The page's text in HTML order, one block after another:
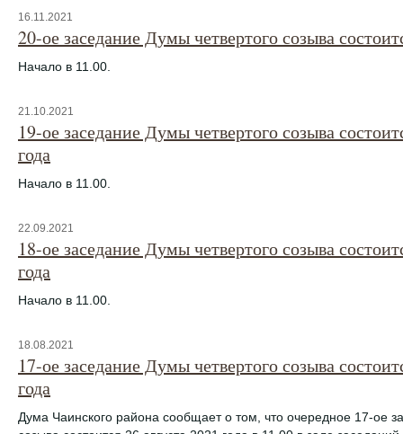
16.11.2021
20-ое заседание Думы четвертого созыва
Начало в 11.00.
21.10.2021
19-ое заседание Думы четвертого созыва
года
Начало в 11.00.
22.09.2021
18-ое заседание Думы четвертого созыва
года
Начало в 11.00.
18.08.2021
17-ое заседание Думы четвертого созыва
года
Дума Чаинского района сообщает о том, что очередное 17-ое